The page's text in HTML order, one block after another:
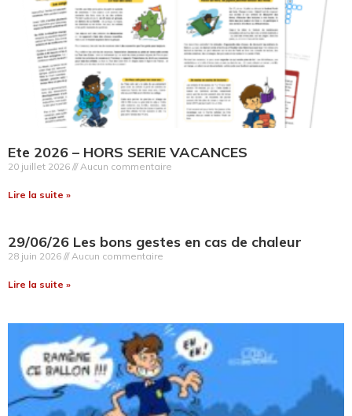
Ete 2026 – HORS SERIE VACANCES
20 juillet 2026 Aucun commentaire
Lire la suite »
29/06/26 Les bons gestes en cas de chaleur
28 juin 2026 Aucun commentaire
Lire la suite »